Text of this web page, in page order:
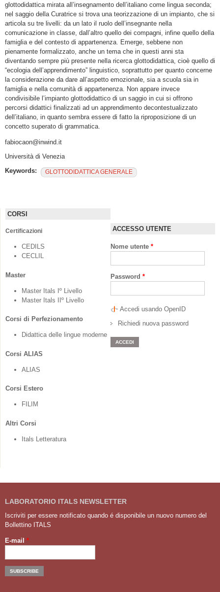
glottodidattica mirata all’insegnamento dell’italiano come lingua seconda;
nel saggio della Curatrice si trova una teorizzazione di un impianto, che si
articola su tre livelli: da un lato il ruolo dell’insegnante nella
comunicazione in classe, dall’altro quello dei compagni, infine quello della
famiglia e del contesto di appartenenza. Emerge, sebbene non
pienamente formalizzato, anche un tema che in questi anni sta
diventando sempre più presente nella ricerca glottodidattica, cioè quello di
“ecologia dell’apprendimento” linguistico, soprattutto per quanto concerne
la considerazione da dare all’aspetto emozionale, sia a scuola sia in
famiglia e nella comunità di appartenenza. Non appare invece
condivisibile l’impianto glottodidattico di un saggio in cui si offrono
percorsi didattici finalizzati ad un apprendimento decontestualizzato
dell’italiano, in quanto sembra essere di fatto la riproposizione di un
concetto superato di grammatica.
fabiocaon@inwind.it
Università di Venezia
Keywords:
GLOTTODIDATTICA GENERALE
CORSI
Certificazioni
CEDILS
CECLIL
Master
Master Itals Iº Livello
Master Itals IIº Livello
Corsi di Perfezionamento
Didattica delle lingue moderne
Corsi ALIAS
ALIAS
Corsi Estero
FILIM
Altri Corsi
Itals Letteratura
ACCESSO UTENTE
Nome utente *
Password *
Accedi usando OpenID
Richiedi nuova password
LABORATORIO ITALS NEWSLETTER
Iscriviti per essere notificato quando é disponibile un nuovo numero del
Bollettino ITALS
E-mail *